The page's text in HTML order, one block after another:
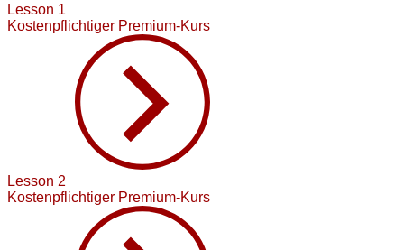
Lesson 1
Kostenpflichtiger Premium-Kurs
Lesson 2
Kostenpflichtiger Premium-Kurs